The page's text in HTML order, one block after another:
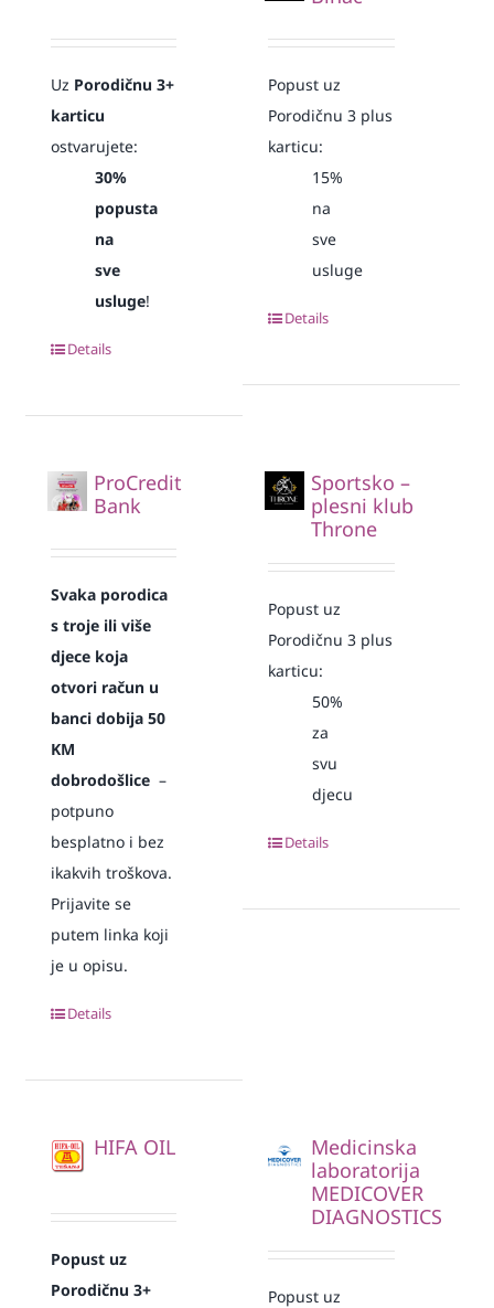
Uz Porodičnu 3+
karticu
ostvarujete:
30%
popusta
na
sve
usluge!
Details
Popust uz
Porodičnu 3 plus
karticu:
15%
na
sve
usluge
Details
ProCredit
Bank
Svaka porodica
s troje ili više
djece koja
otvori račun u
banci dobija 50
KM
dobrodošlice–
potpuno
besplatno i bez
ikakvih troškova.
Prijavite se
putem linka koji
je u opisu.
Details
Sportsko –
plesni klub
Throne
Popust uz
Porodičnu 3 plus
karticu:
50%
za
svu
djecu
Details
HIFA OIL
Popust uz
Porodičnu 3+
Medicinska
laboratorija
MEDICOVER
DIAGNOSTICS
Popust uz